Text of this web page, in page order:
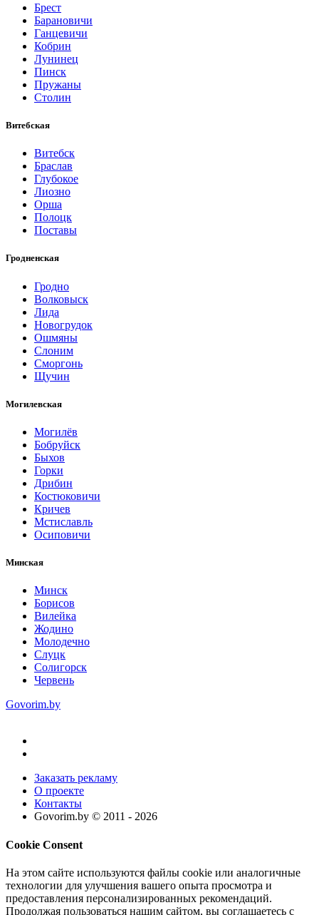
Брест
Барановичи
Ганцевичи
Кобрин
Лунинец
Пинск
Пружаны
Столин
Витебская
Витебск
Браслав
Глубокое
Лиозно
Орша
Полоцк
Поставы
Гродненская
Гродно
Волковыск
Лида
Новогрудок
Ошмяны
Слоним
Сморгонь
Щучин
Могилевская
Могилёв
Бобруйск
Быхов
Горки
Дрибин
Костюковичи
Кричев
Мстиславль
Осиповичи
Минская
Минск
Борисов
Вилейка
Жодино
Молодечно
Слуцк
Солигорск
Червень
Govorim.by
Заказать рекламу
О проекте
Контакты
Govorim.by © 2011 - 2026
Cookie Consent
На этом сайте используются файлы cookie или аналогичные
технологии для улучшения вашего опыта просмотра и
предоставления персонализированных рекомендаций.
Продолжая пользоваться нашим сайтом, вы соглашаетесь с